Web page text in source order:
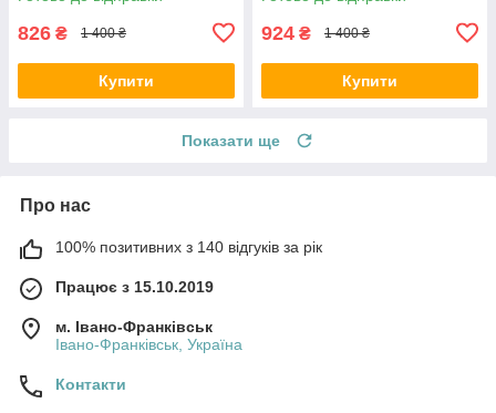
826 ₴ 1 400 ₴
Купити
924 ₴ 1 400 ₴
Купити
Показати ще
Про нас
100% позитивних з 140 відгуків за рік
Працює з 15.10.2019
м. Івано-Франківськ
Івано-Франківськ, Україна
Контакти